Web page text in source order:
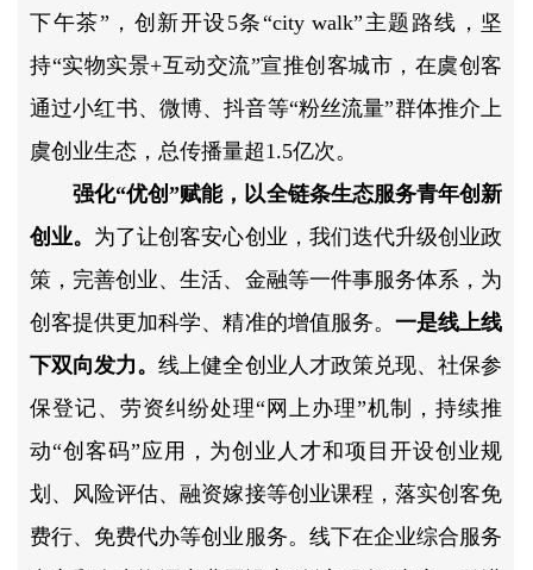
下午茶”，创新开设5条“city walk”主题路线，坚
持“实物实景+互动交流”宣推创客城市，在虞创客
通过小红书、微博、抖音等“粉丝流量”群体推介上
虞创业生态，总传播量超1.5亿次。
强化“优创”赋能，以全链条生态服务青年创新
创业。 为了让创客安心创业，我们迭代升级创业政
策，完善创业、生活、金融等一件事服务体系，为
创客提供更加科学、精准的增值服务。 一是线上线
下双向发力。线上健全创业人才政策兑现、社保参
保登记、劳资纠纷处理“网上办理”机制，持续推
动“创客码”应用，为创业人才和项目开设创业规
划、风险评估、融资嫁接等创业课程，落实创客免
费行、免费代办等创业服务。线下在企业综合服务